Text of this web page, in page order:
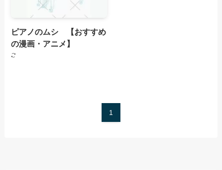
ピアノのムシ 【おすすめ
の漫画・アニメ】
1